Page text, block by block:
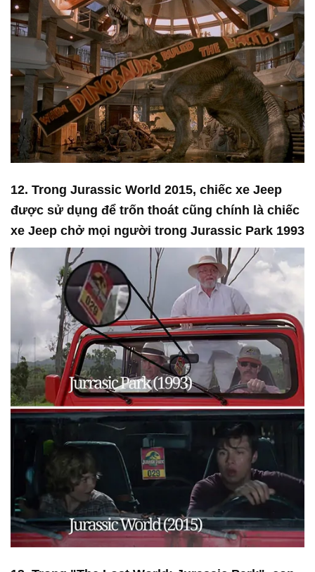
12. Trong Jurassic World 2015, chiếc xe Jeep
được sử dụng để trốn thoát cũng chính là chiếc
xe Jeep chở mọi người trong Jurassic Park 1993